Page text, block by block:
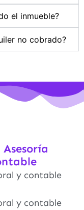
el inmueble?
no cobrado?
y contable
y contable